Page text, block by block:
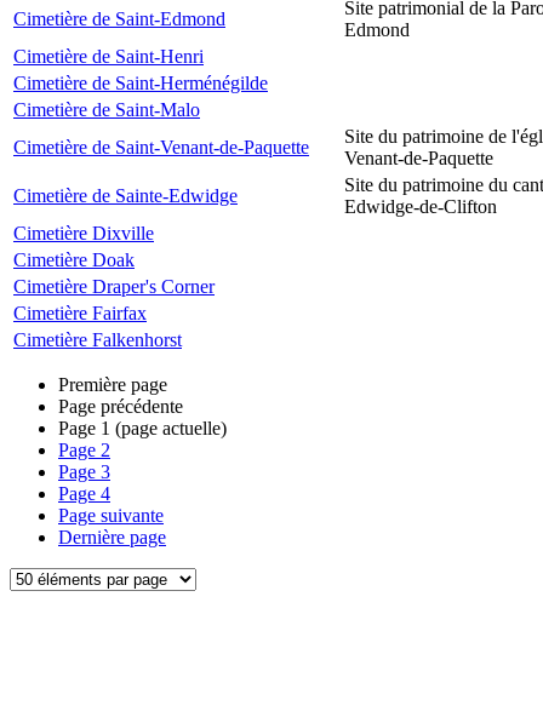
Cimetière de Saint-Edmond
Site patrimonial de la
Edmond
Cimetière de Saint-Henri
Cimetière de Saint-Herménégilde
Cimetière de Saint-Malo
Cimetière de Saint-Venant-de-Paquette
Site du patrimoine de
Venant-de-Paquette
Cimetière de Sainte-Edwidge
Site du patrimoine du
Edwidge-de-Clifton
Cimetière Dixville
Cimetière Doak
Cimetière Draper's Corner
Cimetière Fairfax
Cimetière Falkenhorst
Première page
Page précédente
Page 1 (page actuelle)
Page 2
Page 3
Page 4
Page suivante
Dernière page